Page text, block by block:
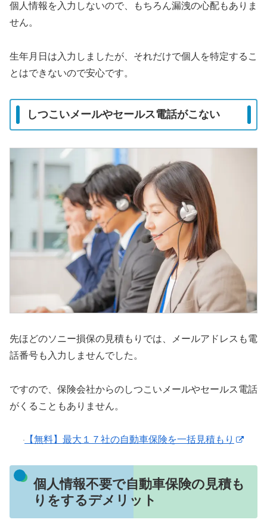
個人情報を入力しないので、もちろん漏洩の心配もありま
せん。
生年月日は入力しましたが、それだけで個人を特定するこ
とはできないので安心です。
しつこいメールやセールス電話がこない
先ほどのソニー損保の見積もりでは、メールアドレスも電
話番号も入力しませんでした。
ですので、保険会社からのしつこいメールやセールス電話
がくることもありません。
【無料】最大１７社の自動車保険を一括見積もり
個人情報不要で自動車保険の見積も
りをするデメリット